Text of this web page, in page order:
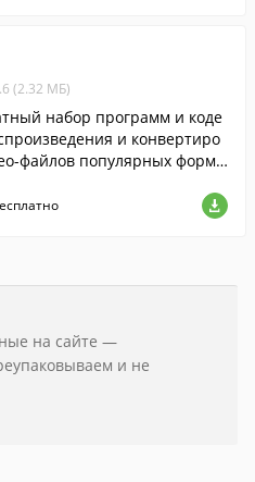
(2.32 МБ)
набор программ и коде
и конвертиро
файлов популярных форма
на сайте —
и не